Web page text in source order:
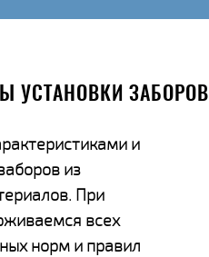
УСТАНОВКИ ЗАБОРОВ
и
из
При
всех
норм и правил